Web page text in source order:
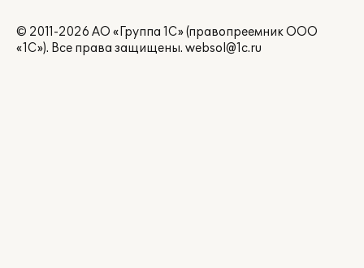
© 2011-2026 АО «Группа 1С» (правопреемник ООО
«1С»). Все права защищены. websol@1c.ru